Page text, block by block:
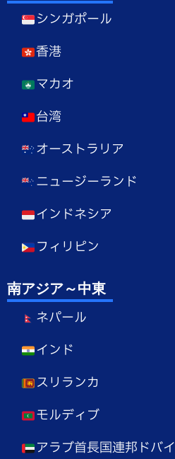
シンガポール
香港
マカオ
台湾
オーストラリア
ニュージーランド
インドネシア
フィリピン
南アジア～中東
ネパール
インド
スリランカ
モルディブ
アラブ首長国連邦ドバイ